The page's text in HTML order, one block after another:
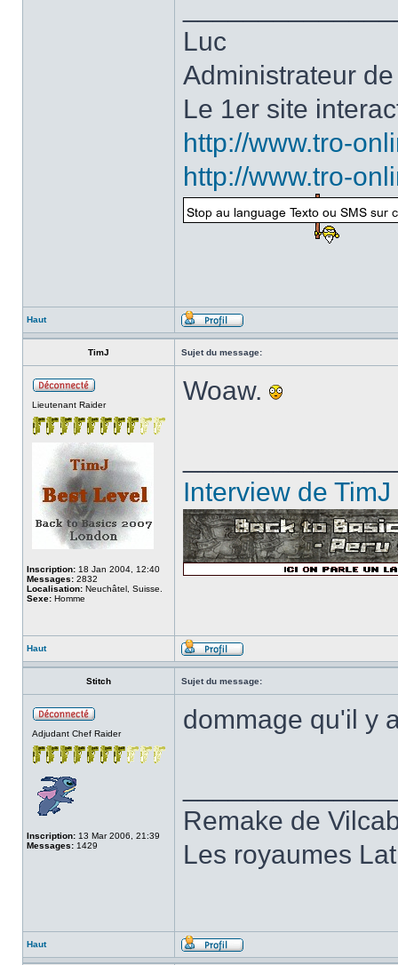
Luc
Administrateur
Le 1er site
http://www.tro-
http://www.tro-
Haut
TimJ Sujet du message:
Lieutenant Raider
Inscription: 18 Jan 2004, 12:40
Messages: 2832
Localisation: Neuchâtel, Suisse.
Sexe: Homme
Woaw.
Interview de
Haut
Stitch Sujet du message:
Adjudant Chef Raider
Inscription: 13 Mar 2006, 21:39
Messages: 1429
dommage qu'il y
Remake de
Les royaumes
Haut